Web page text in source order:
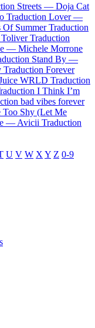
Streets — Doja Cat
Traduction Lover —
Of Summer Traduction
Traduction
— Michele Morrone
Stand By —
Traduction Forever
WRLD Traduction
I Think I’m
bad vibes forever
Too Shy (Let Me
— Avicii Traduction
U V W X Y Z 0-9